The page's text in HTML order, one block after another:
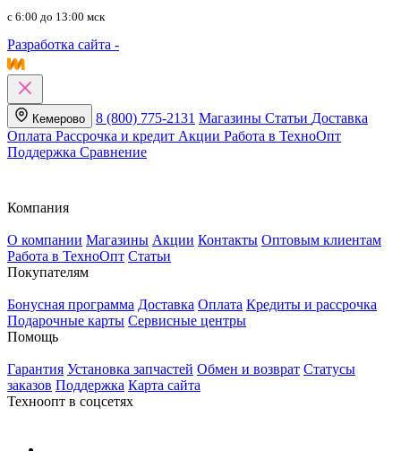
c 6:00 до 13:00 мск
Разработка сайта -
Кемерово 8 (800) 775-2131 Магазины Статьи Доставка
Оплата Рассрочка и кредит Акции Работа в ТехноОпт
Поддержка Сравнение
Компания
О компании Магазины Акции Контакты Оптовым клиентам
Работа в ТехноОпт Статьи
Покупателям
Бонусная программа Доставка Оплата Кредиты и рассрочка
Подарочные карты Сервисные центры
Помощь
Гарантия Установка запчастей Обмен и возврат Статусы
заказов Поддержка Карта сайта
Техноопт в соцсетях